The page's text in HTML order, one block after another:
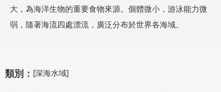
大，為海洋生物的重要食物來源。個體微小，游泳能力微
弱，隨著海流四處漂流，廣泛分布於世界各海域。
類別： [深海水域]